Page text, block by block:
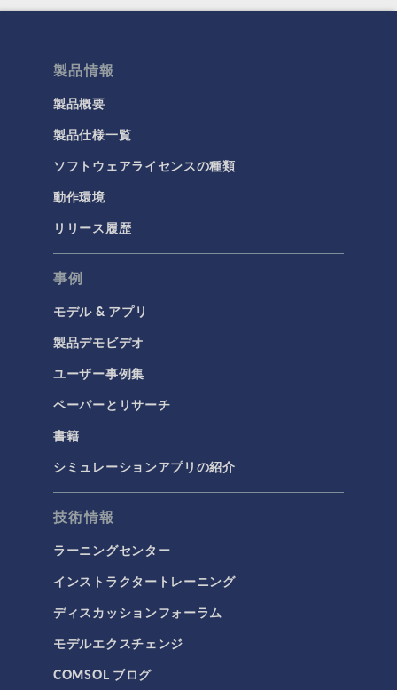
製品情報
製品概要
製品仕様一覧
ソフトウェアライセンスの種類
動作環境
リリース履歴
事例
モデル & アプリ
製品デモビデオ
ユーザー事例集
ペーパーとリサーチ
書籍
シミュレーションアプリの紹介
技術情報
ラーニングセンター
インストラクタートレーニング
ディスカッションフォーラム
モデルエクスチェンジ
COMSOL ブログ